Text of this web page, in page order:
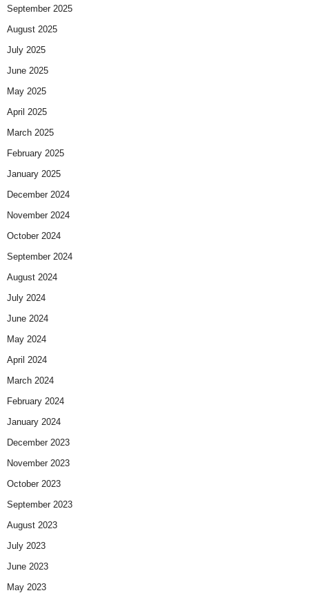
September 2025
August 2025
July 2025
June 2025
May 2025
April 2025
March 2025
February 2025
January 2025
December 2024
November 2024
October 2024
September 2024
August 2024
July 2024
June 2024
May 2024
April 2024
March 2024
February 2024
January 2024
December 2023
November 2023
October 2023
September 2023
August 2023
July 2023
June 2023
May 2023